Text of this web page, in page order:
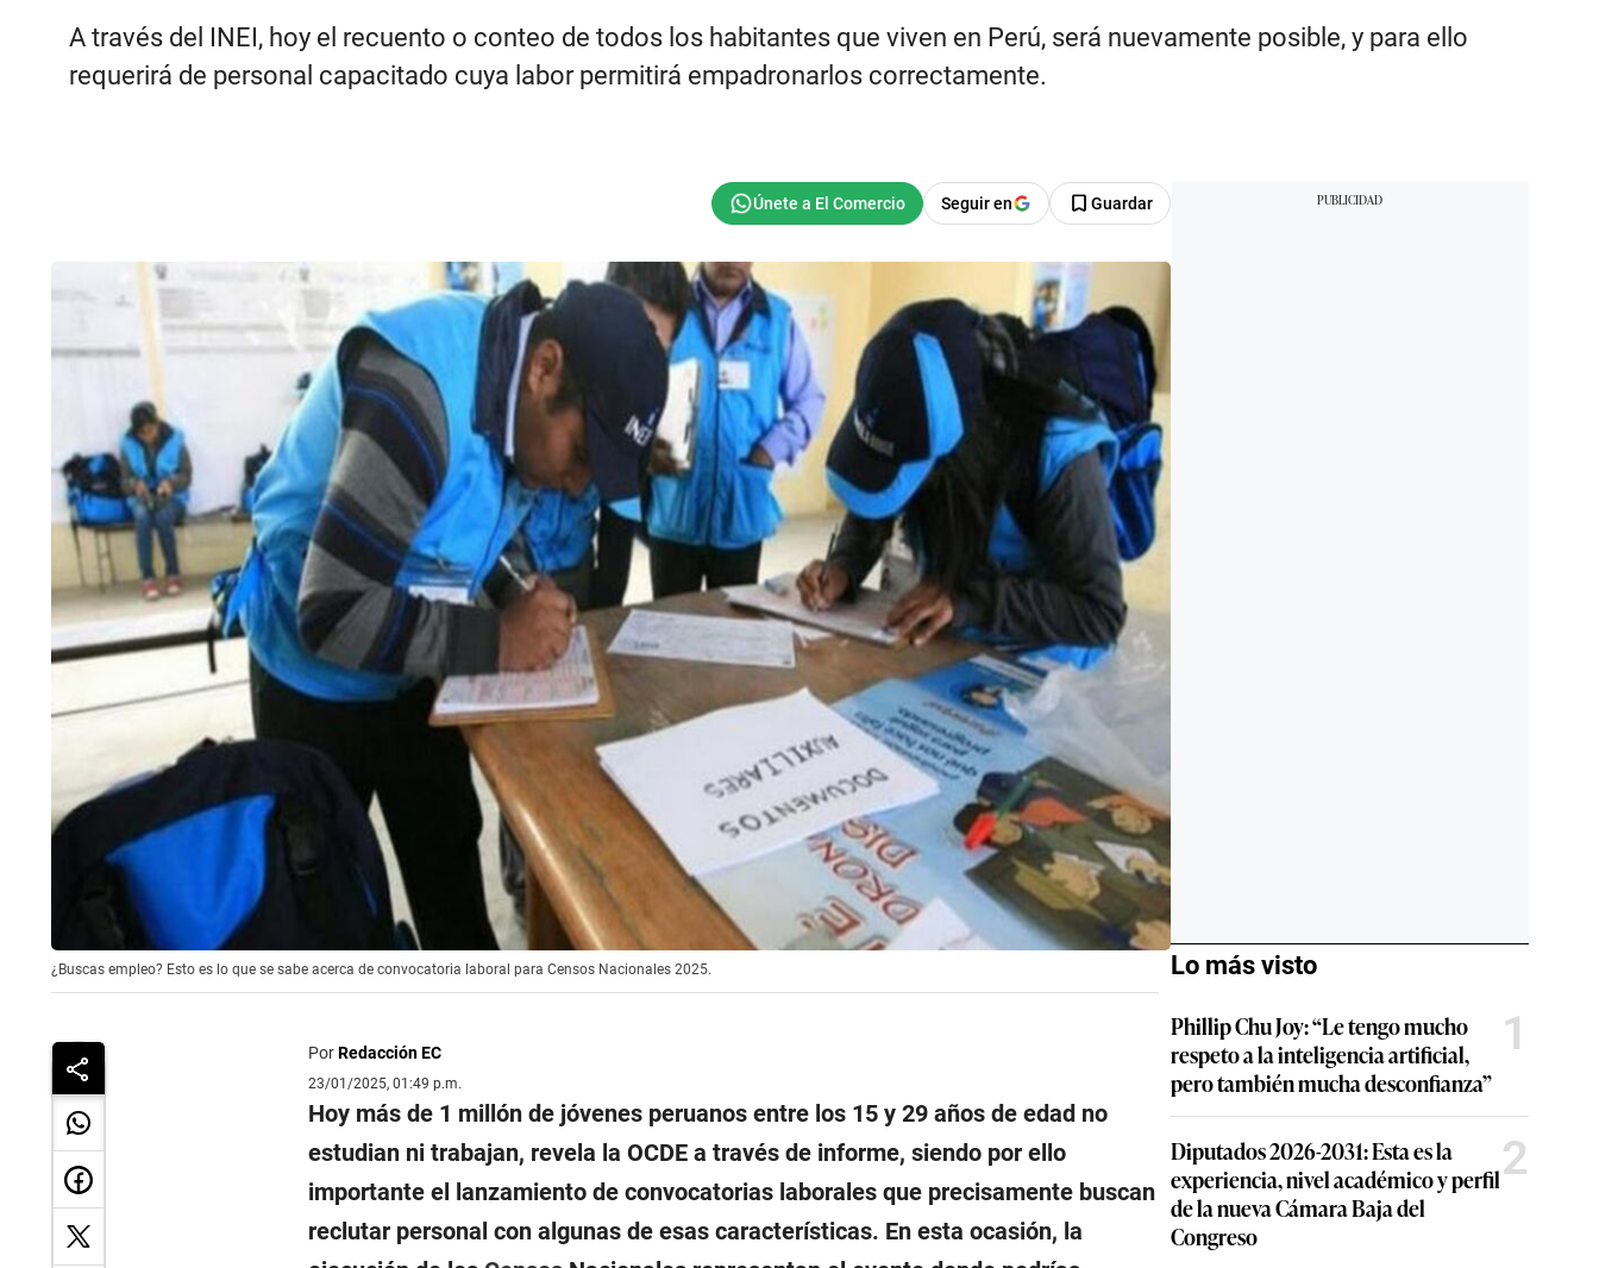
A través del INEI, hoy el recuento o conteo de todos los habitantes que viven en Perú, será nuevamente posible, y para ello
requerirá de personal capacitado cuya labor permitirá empadronarlos correctamente.
Seguir en Guardar
¿Buscas empleo? Esto es lo que se sabe acerca de convocatoria laboral para Censos Nacionales 2025.
PorRedacción EC
23/01/2025, 01:49 p.m.
Hoy más de 1 millón de jóvenes peruanos entre los 15 y 29 años de edad no
estudian ni trabajan, revela la OCDE a través de informe, siendo por ello
importante el lanzamiento de convocatorias laborales que precisamente buscan
reclutar personal con algunas de esas características. En esta ocasión, la
Lo más visto
Phillip Chu Joy: “Le tengo mucho
respeto a la inteligencia artificial,
pero también mucha desconfianza”
1
Diputados 2026-2031: Esta es la
experiencia, nivel académico y perfil
de la nueva Cámara Baja del
Congreso
2